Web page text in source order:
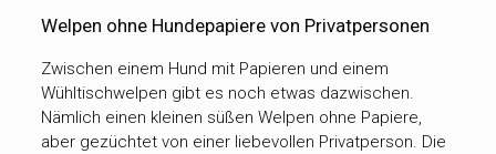
Welpen ohne Hundepapiere von Privatpersonen
Zwischen einem Hund mit Papieren und einem
Wühltischwelpen gibt es noch etwas dazwischen.
Nämlich einen kleinen süßen Welpen ohne Papiere,
aber gezüchtet von einer liebevollen Privatperson. Die